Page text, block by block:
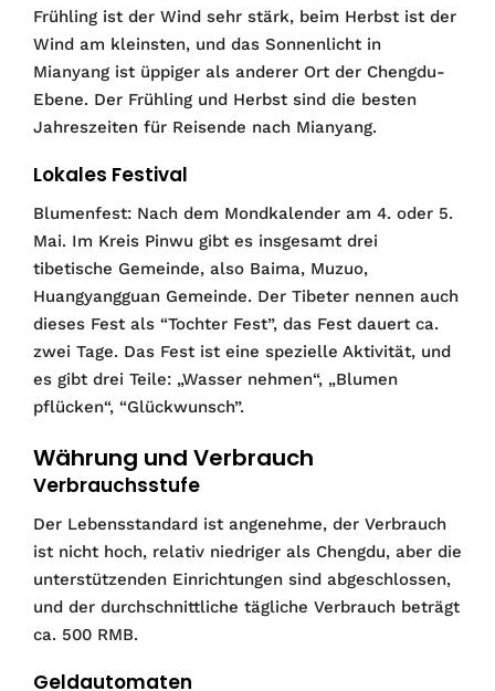
Frühling ist der Wind sehr stärk, beim Herbst ist der
Wind am kleinsten, und das Sonnenlicht in
Mianyang ist üppiger als anderer Ort der Chengdu-
Ebene. Der Frühling und Herbst sind die besten
Jahreszeiten für Reisende nach Mianyang.
Lokales Festival
Blumenfest: Nach dem Mondkalender am 4. oder 5.
Mai. Im Kreis Pinwu gibt es insgesamt drei
tibetische Gemeinde, also Baima, Muzuo,
Huangyangguan Gemeinde. Der Tibeter nennen auch
dieses Fest als “Tochter Fest”, das Fest dauert ca.
zwei Tage. Das Fest ist eine spezielle Aktivität, und
es gibt drei Teile: „Wasser nehmen“, „Blumen
pflücken“, “Glückwunsch”.
Währung und Verbrauch
Verbrauchsstufe
Der Lebensstandard ist angenehme, der Verbrauch
ist nicht hoch, relativ niedriger als Chengdu, aber die
unterstützenden Einrichtungen sind abgeschlossen,
und der durchschnittliche tägliche Verbrauch beträgt
ca. 500 RMB.
Geldautomaten